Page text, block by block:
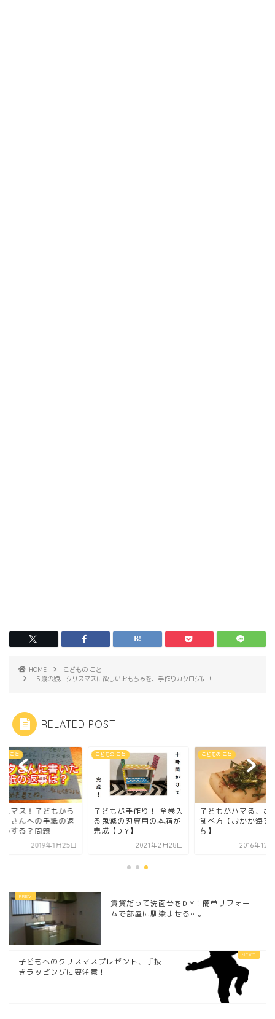
HOME
こどもの こと
５歳の娘、クリスマスに欲しいおもちゃを、手作りカタログに！
RELATED POST
の こと
スマス！子どもから
タさんへの手紙の返
うする？問題
2019年1月25日
こどもの こと
子どもが手作り！ 全巻入
る鬼滅の刃専用の本箱が
完成【DIY】
2021年2月28日
こどもの こと
子どもがハマる、お
食べ方【おかか海苔
ち】
2016年12
賃貸だって洗面台をDIY！簡単リフォー
ムで部屋に馴染ませる…。
子どもへのクリスマスプレゼント、手抜
きラッピングに要注意！